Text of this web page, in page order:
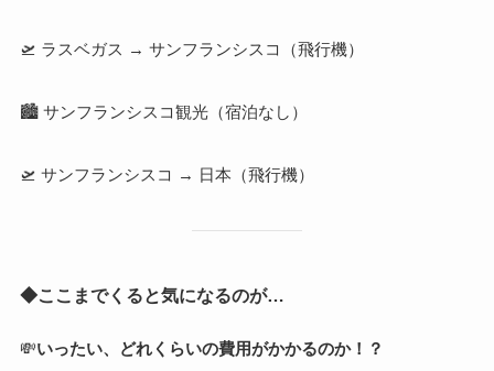
🛫 ラスベガス → サンフランシスコ（飛行機）
🏙 サンフランシスコ観光（宿泊なし）
🛫 サンフランシスコ → 日本（飛行機）
◆ここまでくると気になるのが…
💸いったい、どれくらいの費用がかかるのか！？